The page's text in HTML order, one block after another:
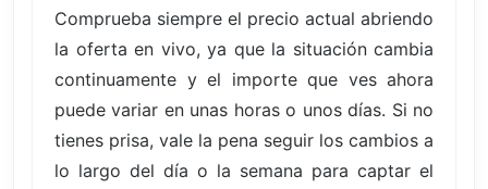
Comprueba siempre el precio actual abriendo
la oferta en vivo, ya que la situación cambia
continuamente y el importe que ves ahora
puede variar en unas horas o unos días. Si no
tienes prisa, vale la pena seguir los cambios a
lo largo del día o la semana para captar el